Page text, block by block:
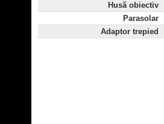
Husă obiectiv
Parasolar
Adaptor trepied